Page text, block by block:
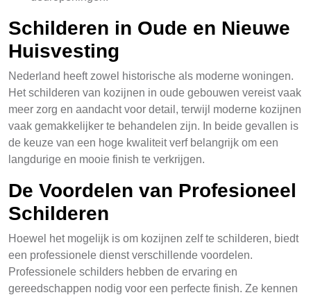
Schilderen in Oude en Nieuwe
Huisvesting
Nederland heeft zowel historische als moderne woningen.
Het schilderen van kozijnen in oude gebouwen vereist vaak
meer zorg en aandacht voor detail, terwijl moderne kozijnen
vaak gemakkelijker te behandelen zijn. In beide gevallen is
de keuze van een hoge kwaliteit verf belangrijk om een
langdurige en mooie finish te verkrijgen.
De Voordelen van Profesioneel
Schilderen
Hoewel het mogelijk is om kozijnen zelf te schilderen, biedt
een professionele dienst verschillende voordelen.
Professionele schilders hebben de ervaring en
gereedschappen nodig voor een perfecte finish. Ze kennen